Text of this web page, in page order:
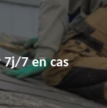
7 en cas